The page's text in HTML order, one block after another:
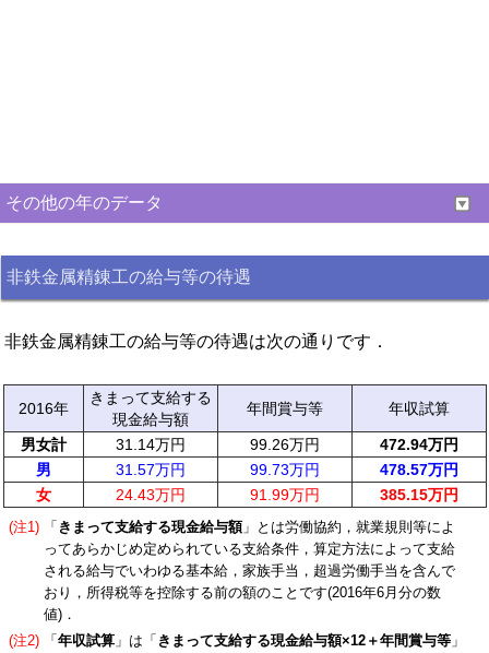
その他の年のデータ
非鉄金属精錬工の給与等の待遇
非鉄金属精錬工の給与等の待遇は次の通りです．
2016年
きまって支給する
現金給与額
年間賞与等 年収試算
男女計 31.14万円 99.26万円
472.94万円
男
31.57万円 99.73万円
478.57万円
女
24.43万円 91.99万円 385.15万円
(注1) 「 きまって支給する現金給与額」とは労働協約，就業規則等によ
ってあらかじめ定められている支給条件，算定方法によって支給
される給与でいわゆる基本給，家族手当，超過労働手当を含んで
おり，所得税等を控除する前の額のことです(2016年6月分の数
値)．
(注2)
「 年収試算 」は「 きまって支給する現金給与額×12＋年間賞与等 」